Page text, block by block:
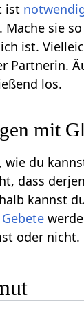
ist
sie
ist.
Partnerin.
los.
mit
wie du
dass
kannst
Gebete
oder nicht.